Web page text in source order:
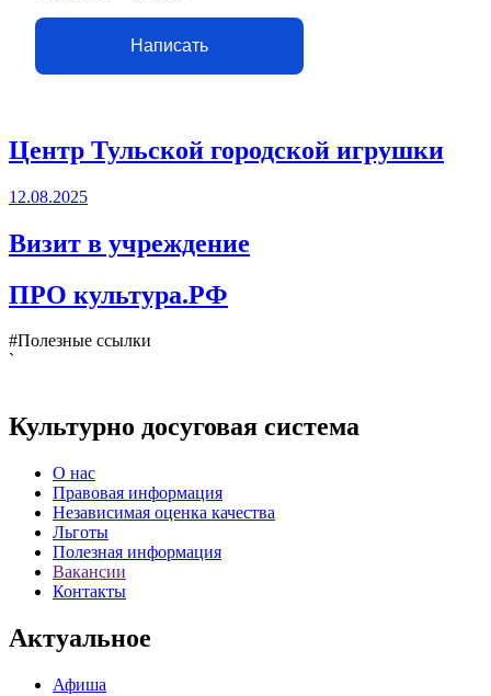
Написать
Центр Тульской городской игрушки
12.08.2025
Визит в учреждение
ПРО культура.РФ
#Полезные ссылки
`
Культурно досуговая система
О нас
Правовая информация
Независимая оценка качества
Льготы
Полезная информация
Вакансии
Контакты
Актуальное
Афиша